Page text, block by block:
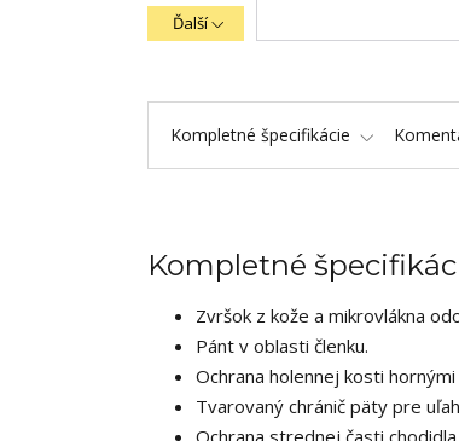
Ďalší
Kompletné špecifikácie
Kompletné
Zvršok z kože a mikrovlákna
Pánt v oblasti členku.
Ochrana holennej kosti
Tvarovaný chránič päty pre
Ochrana strednej časti